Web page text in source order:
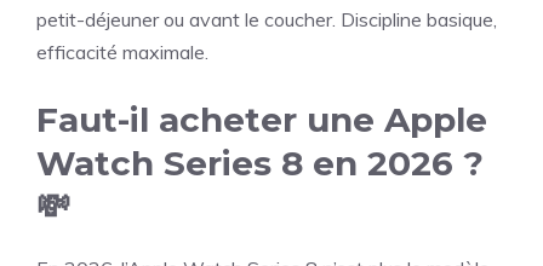
petit-déjeuner ou avant le coucher. Discipline basique,
efficacité maximale.
Faut-il acheter une Apple
Watch Series 8 en 2026 ?
💸